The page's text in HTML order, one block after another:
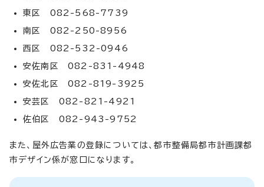
東区 082-568-7739
南区 082-250-8956
西区 082-532-0946
安佐南区 082-831-4948
安佐北区 082-819-3925
安芸区 082-821-4921
佐伯区 082-943-9752
また、屋外広告業の登録については、都市整備局都市計画課都
市デザイン係が窓口になります。